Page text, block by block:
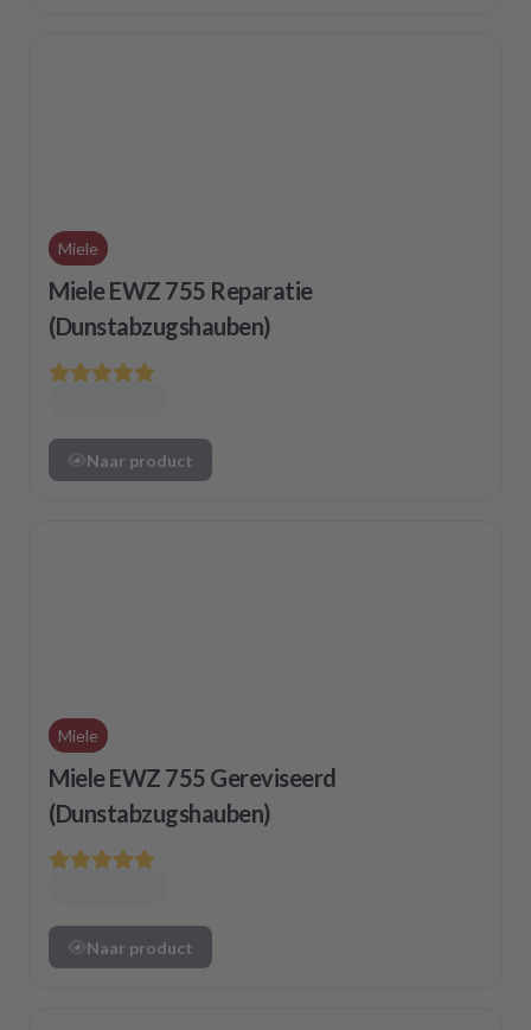
Miele
Miele EWZ 755 Reparatie
(Dunstabzugshauben)
Naar product
Miele
Miele EWZ 755 Gereviseerd
(Dunstabzugshauben)
Naar product